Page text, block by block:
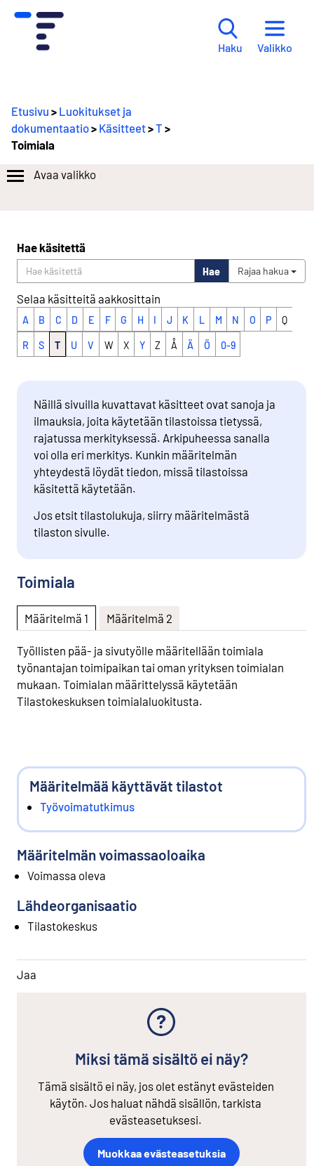
Haku Valikko
Etusivu > Luokitukset ja
dokumentaatio> Käsitteet>T >
Toimiala
Avaa valikko
Hae käsitettä
Hae Rajaa hakua
Selaa käsitteitä aakkosittain
A B C D E F G H I J K L M N O P Q
R S T U V W X Y Z Å Ä Ö 0-9
Näillä sivuilla kuvattavat käsitteet ovat sanoja ja
ilmauksia, joita käytetään tilastoissa tietyssä,
rajatussa merkityksessä. Arkipuheessa sanalla
voi olla eri merkitys. Kunkin määritelmän
yhteydestä löydät tiedon, missä tilastoissa
käsitettä käytetään.
Jos etsit tilastolukuja, siirry määritelmästä
tilaston sivulle.
Toimiala
Määritelmä 1 Määritelmä 2
Työllisten pää- ja sivutyölle määritellään toimiala
työnantajan toimipaikan tai oman yrityksen toimialan
mukaan. Toimialan määrittelyssä käytetään
Tilastokeskuksen toimialaluokitusta.
Määritelmää käyttävät tilastot
Työvoimatutkimus
Määritelmän voimassaoloaika
Voimassa oleva
Lähdeorganisaatio
Tilastokeskus
Jaa
Miksi tämä sisältö ei näy?
Tämä sisältö ei näy, jos olet estänyt evästeiden
käytön. Jos haluat nähdä sisällön, tarkista
evästeasetuksesi.
Muokkaa evästeasetuksia